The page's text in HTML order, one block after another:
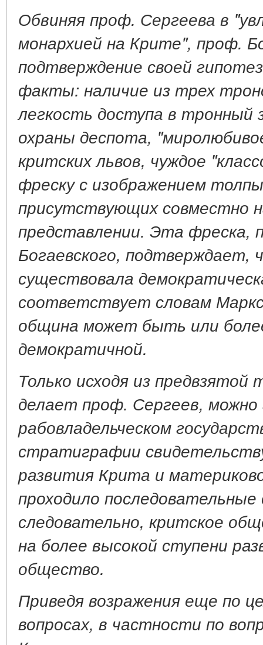
Обвиняя проф. Сергеева в
монархией на Крите", проф.
подтверждение своей
факты: наличие из трех
легкость доступа в
охраны деспота,
критских львов, чуждое
фреску с изображением
присутствующих совместно
представлении. Эта фреска,
Богаевского, подтверждает,
существовала
соответствует словам
община может быть или
демократичной.
Только исходя из предвзятой
делает проф. Сергеев, можно
рабовладельческом
стратиграфии
развития Крита и
проходило
следовательно, критское
на более высокой ступени
общество.
Приведя возражения еще по
вопросах, в частности по